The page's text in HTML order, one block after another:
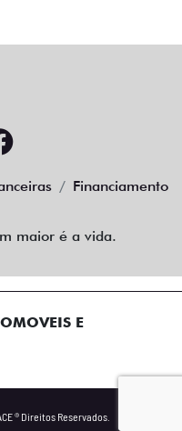
Financiamento
maior é a vida.
E
® Direitos Reservados.